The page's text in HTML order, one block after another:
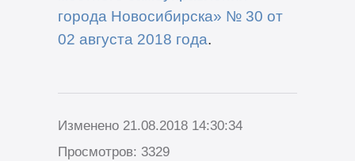
города Новосибирска» № 30 от
02 августа 2018 года.
Изменено 21.08.2018 14:30:34
Просмотров: 3329